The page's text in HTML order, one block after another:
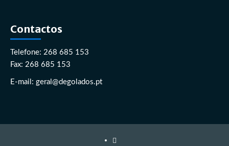
Contactos
Telefone: 268 685 153
Fax: 268 685 153
E-mail: geral@degolados.pt
Facebook